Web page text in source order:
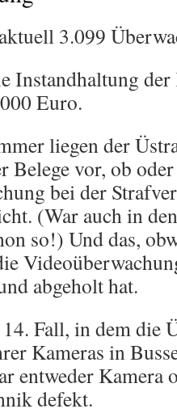
3.099
Instandhaltung der
Euro.
liegen der
Belege vor, ob
bei der
(War auch in
so!) Und das,
abgeholt hat.
Fall, in dem die
Kameras in
entweder Kamera
defekt.